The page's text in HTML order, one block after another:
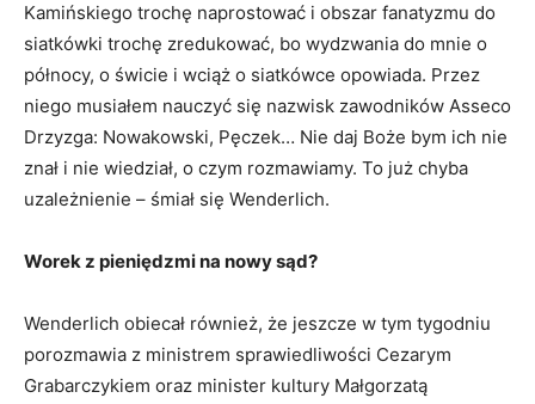
Kamińskiego trochę naprostować i obszar fanatyzmu do
siatkówki trochę zredukować, bo wydzwania do mnie o
północy, o świcie i wciąż o siatkówce opowiada. Przez
niego musiałem nauczyć się nazwisk zawodników Asseco
Drzyzga: Nowakowski, Pęczek… Nie daj Boże bym ich nie
znał i nie wiedział, o czym rozmawiamy. To już chyba
uzależnienie – śmiał się Wenderlich.
Worek z pieniędzmi na nowy sąd?
Wenderlich obiecał również, że jeszcze w tym tygodniu
porozmawia z ministrem sprawiedliwości Cezarym
Grabarczykiem oraz minister kultury Małgorzatą